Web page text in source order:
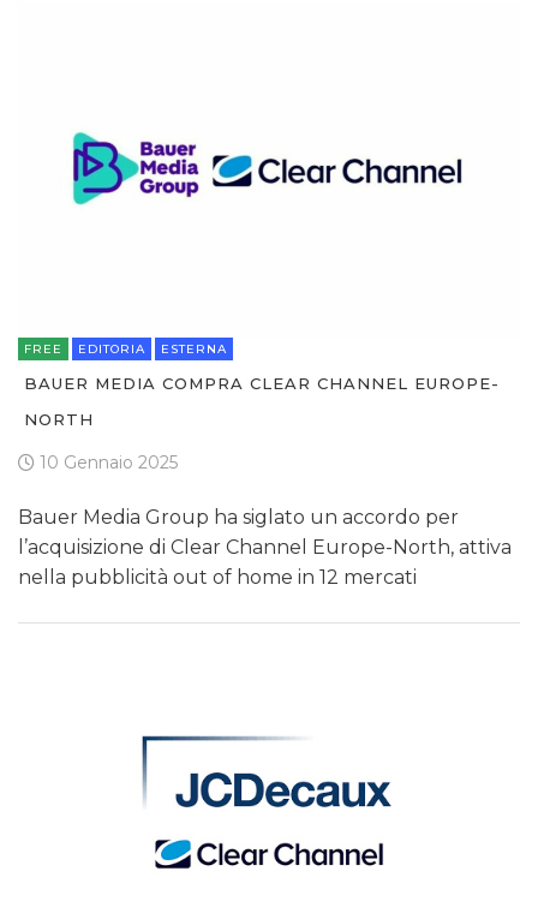
FREE EDITORIA ESTERNA
BAUER MEDIA COMPRA CLEAR CHANNEL EUROPE-
NORTH
10 Gennaio 2025
Bauer Media Group ha siglato un accordo per
l’acquisizione di Clear Channel Europe-North, attiva
nella pubblicità out of home in 12 mercati